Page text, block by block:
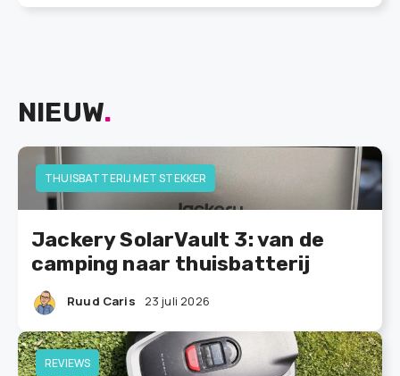
NIEUW.
THUISBATTERIJ MET STEKKER
Jackery SolarVault 3: van de
camping naar thuisbatterij
Ruud Caris 23 juli 2026
REVIEWS